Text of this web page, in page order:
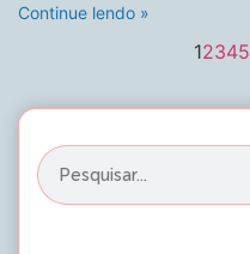
Continue lendo »
12345